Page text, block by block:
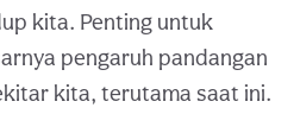
kita. Penting untuk
pengaruh pandangan
kita, terutama saat ini.